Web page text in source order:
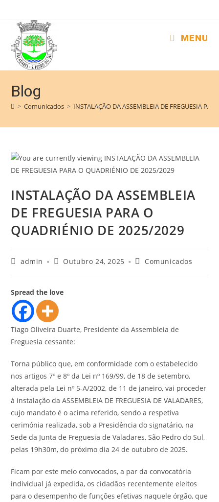
MENU
Blog
> Comunicados > INSTALAÇÃO DA ASSEMBLEIA DE FREGUESIA
INSTALAÇÃO DA ASSEMBLEIA
DE FREGUESIA PARA O
QUADRIÉNIO DE 2025/2029
admin Outubro 24, 2025 Comunicados
Spread the love
Tiago Oliveira Duarte, Presidente da Assembleia de
Freguesia cessante:
Torna público que, em conformidade com o estabelecido
nos artigos 7º e 8º da Lei nº 169/99, de 18 de setembro,
alterada pela Lei nº 5-A/2002, de 11 de janeiro, vai proceder
à instalação da ASSEMBLEIA DE FREGUESIA DE VALADARES,
cujo mandato é o acima referido, sendo a respetiva
cerimónia realizada, sob a Presidência do signatário, na
Sede da Junta de Freguesia de Valadares, São Pedro do Sul,
pelas 19h30m, do próximo dia 24 de outubro de 2025.
Ficam por este meio convocados, a par da convocatória
individual já expedida, os cidadãos recentemente eleitos
para o desempenho de funções efetivas naquele órgão, que